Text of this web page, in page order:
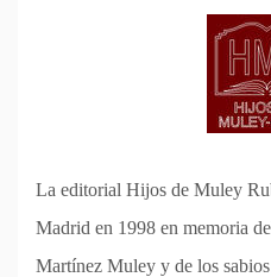
La editorial Hijos de Muley
Madrid en 1998 en memoria
Martínez Muley y de los